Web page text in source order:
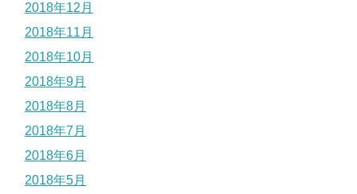
2018年12月
2018年11月
2018年10月
2018年9月
2018年8月
2018年7月
2018年6月
2018年5月